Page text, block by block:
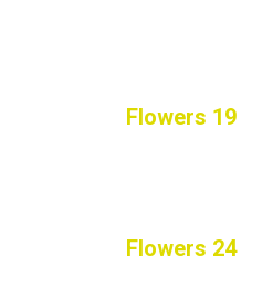
Flowers 19
Flowers 24